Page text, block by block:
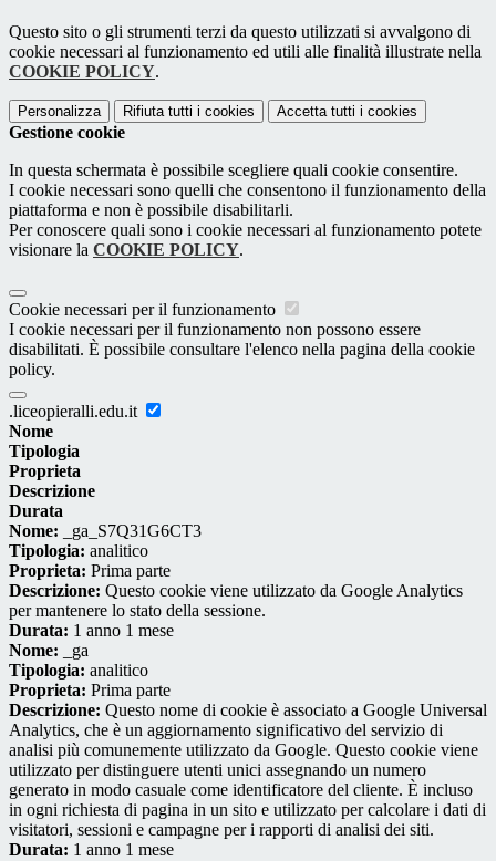
Questo sito o gli strumenti terzi da questo utilizzati si avvalgono di
cookie necessari al funzionamento ed utili alle finalità illustrate nella
COOKIE POLICY.
Personalizza Rifiuta tutti i cookies Accetta tutti i cookies
Gestione cookie
In questa schermata è possibile scegliere quali cookie consentire.
I cookie necessari sono quelli che consentono il funzionamento della
piattaforma e non è possibile disabilitarli.
Per conoscere quali sono i cookie necessari al funzionamento potete
visionare la COOKIE POLICY.
Cookie necessari per il funzionamento
I cookie necessari per il funzionamento non possono essere
disabilitati. È possibile consultare l'elenco nella pagina della cookie
policy.
.liceopieralli.edu.it
Nome
Tipologia
Proprieta
Descrizione
Durata
Nome: _ga_S7Q31G6CT3
Tipologia: analitico
Proprieta: Prima parte
Descrizione: Questo cookie viene utilizzato da Google Analytics
per mantenere lo stato della sessione.
Durata: 1 anno 1 mese
Nome: _ga
Tipologia: analitico
Proprieta: Prima parte
Descrizione: Questo nome di cookie è associato a Google Universal
Analytics, che è un aggiornamento significativo del servizio di
analisi più comunemente utilizzato da Google. Questo cookie viene
utilizzato per distinguere utenti unici assegnando un numero
generato in modo casuale come identificatore del cliente. È incluso
in ogni richiesta di pagina in un sito e utilizzato per calcolare i dati di
visitatori, sessioni e campagne per i rapporti di analisi dei siti.
Durata: 1 anno 1 mese